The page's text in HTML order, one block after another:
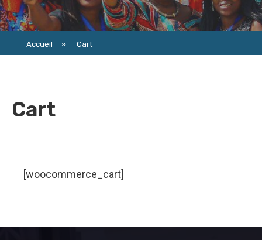
Accueil » Cart
Cart
[woocommerce_cart]